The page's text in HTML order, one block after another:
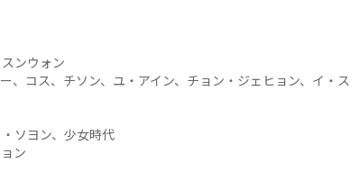
ンウォン
コス、チソン、ユ・アイン、チョン・ジェヒョン、イ・ス
、少女時代
ン